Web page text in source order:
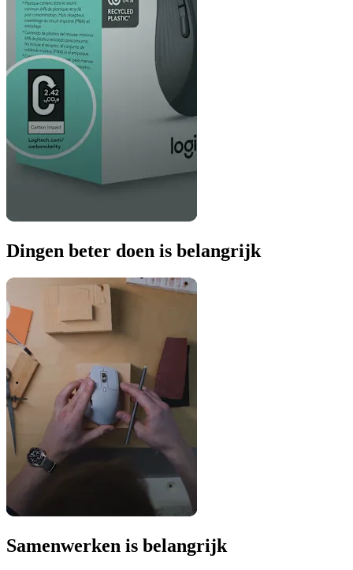
Dingen beter doen is belangrijk
Samenwerken is belangrijk